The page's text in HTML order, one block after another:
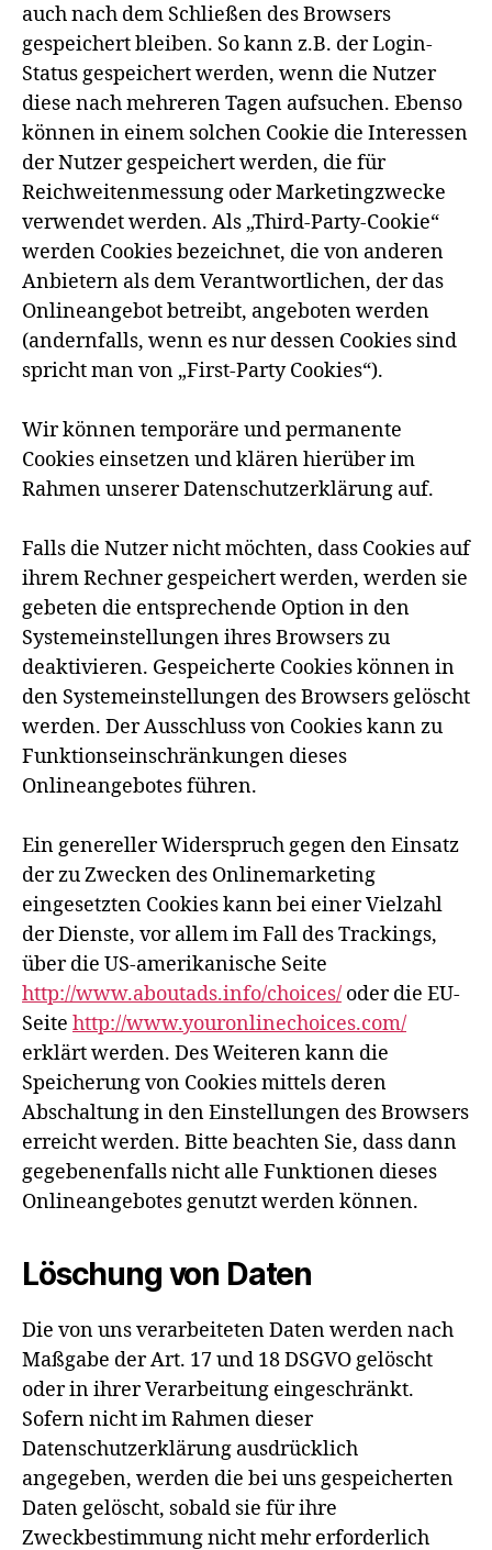
auch nach dem Schließen des Browsers
gespeichert bleiben. So kann z.B. der Login-
Status gespeichert werden, wenn die Nutzer
diese nach mehreren Tagen aufsuchen. Ebenso
können in einem solchen Cookie die Interessen
der Nutzer gespeichert werden, die für
Reichweitenmessung oder Marketingzwecke
verwendet werden. Als „Third-Party-Cookie“
werden Cookies bezeichnet, die von anderen
Anbietern als dem Verantwortlichen, der das
Onlineangebot betreibt, angeboten werden
(andernfalls, wenn es nur dessen Cookies sind
spricht man von „First-Party Cookies“).
Wir können temporäre und permanente
Cookies einsetzen und klären hierüber im
Rahmen unserer Datenschutzerklärung auf.
Falls die Nutzer nicht möchten, dass Cookies auf
ihrem Rechner gespeichert werden, werden sie
gebeten die entsprechende Option in den
Systemeinstellungen ihres Browsers zu
deaktivieren. Gespeicherte Cookies können in
den Systemeinstellungen des Browsers gelöscht
werden. Der Ausschluss von Cookies kann zu
Funktionseinschränkungen dieses
Onlineangebotes führen.
Ein genereller Widerspruch gegen den Einsatz
der zu Zwecken des Onlinemarketing
eingesetzten Cookies kann bei einer Vielzahl
der Dienste, vor allem im Fall des Trackings,
über die US-amerikanische Seite
http://www.aboutads.info/choices/ oder die EU-
Seite http://www.youronlinechoices.com/
erklärt werden. Des Weiteren kann die
Speicherung von Cookies mittels deren
Abschaltung in den Einstellungen des Browsers
erreicht werden. Bitte beachten Sie, dass dann
gegebenenfalls nicht alle Funktionen dieses
Onlineangebotes genutzt werden können.
Löschung von Daten
Die von uns verarbeiteten Daten werden nach
Maßgabe der Art. 17 und 18 DSGVO gelöscht
oder in ihrer Verarbeitung eingeschränkt.
Sofern nicht im Rahmen dieser
Datenschutzerklärung ausdrücklich
angegeben, werden die bei uns gespeicherten
Daten gelöscht, sobald sie für ihre
Zweckbestimmung nicht mehr erforderlich